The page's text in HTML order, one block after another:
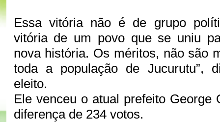
Essa vitória não é de grupo
vitória de um povo que se uniu
nova história. Os méritos, não são
toda a população de Jucurutu”,
eleito.
Ele venceu o atual prefeito George
diferença de 234 votos.